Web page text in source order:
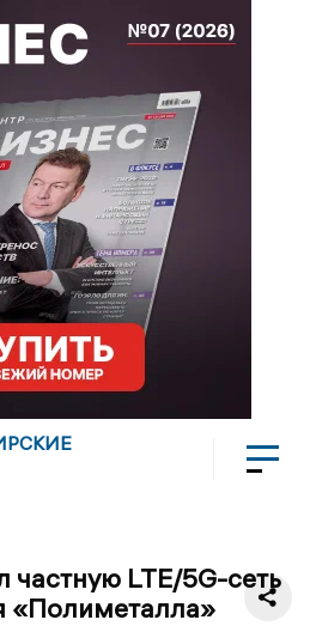
частную LTE/5G-сеть
«Полиметалла»